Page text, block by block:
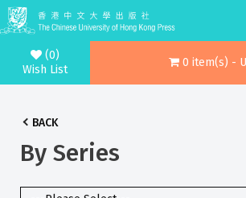
(0)
Wish List
0 item(s) -
BACK
By Series